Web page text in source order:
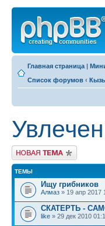
Главная страница |
Список форумов ‹
Новая тема
ТЕМЫ
Ищу грибников
Алмаз » 19 апр 2017
СКАТЕРТЬ -
like » 29 дек 2010